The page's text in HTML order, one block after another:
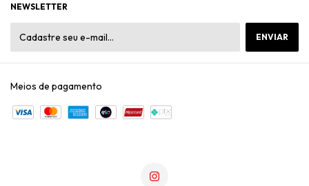
NEWSLETTER
Meios de pagamento